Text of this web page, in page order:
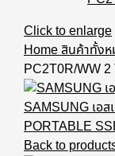
Click to enlarge
Homeสินค้าทั้ง
PC2T0R/WW
SAMSUNG เอ
PORTABLE
Back to